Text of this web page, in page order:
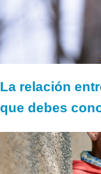
La relación
que debes